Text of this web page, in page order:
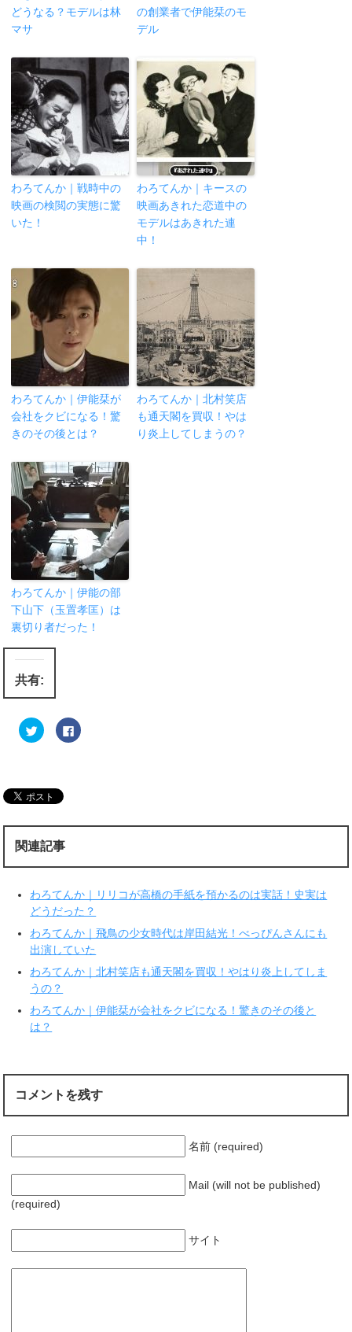
どうなる？モデルは林
マサ
の創業者で伊能栞のモ
デル
わろてんか｜戦時中の
映画の検閲の実態に驚
いた！
わろてんか｜キースの
映画あきれた恋道中の
モデルはあきれた連
中！
わろてんか｜伊能栞が
会社をクビになる！驚
きのその後とは？
わろてんか｜北村笑店
も通天閣を買収！やは
り炎上してしまうの？
わろてんか｜伊能の部
下山下（玉置孝匡）は
裏切り者だった！
共有:
ク
リ
w
i
e
r
で
有
新
し
い
ウ
ン
ド
ウ
開
き
ま
)
F
a
す
ク
ッ
ク
し
て
だ
さ
い
新
ィ
ン
ま
す
)
関連記事
わろてんか｜リリコが高橋の手紙を預かるのは実話！史実は
どうだった？
わろてんか｜飛鳥の少女時代は岸田結光！べっぴんさんにも
出演していた
わろてんか｜北村笑店も通天閣を買収！やはり炎上してしま
うの？
わろてんか｜伊能栞が会社をクビになる！驚きのその後と
は？
コメントを残す
名前 (required)
Mail (will not be published)
(required)
サイト